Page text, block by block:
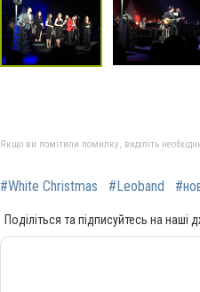
Якщо ви помітили помилку, виділіть
#White Christmas #Leoband
Поділіться та підписуйтесь на наші